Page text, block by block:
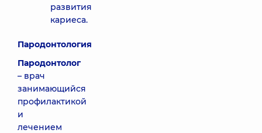
развития
кариеса.
Пародонтология
Пародонтолог
– врач
занимающийся
профилактикой
и
лечением